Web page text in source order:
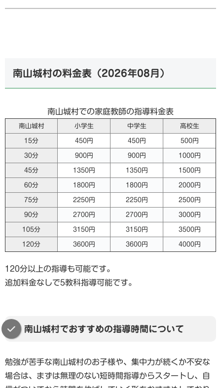
南山城村の料金表（2026年08月）
南山城村での家庭教師の指導料金表
南山城村 小学生 中学生 高校生
15分 450円 450円 500円
30分 900円 900円 1000円
45分 1350円 1350円 1500円
60分 1800円 1800円 2000円
75分 2250円 2250円 2500円
90分 2700円 2700円 3000円
105分 3150円 3150円 3500円
120分 3600円 3600円 4000円
120分以上の指導も可能です。
追加料金なしで5教科指導可能です。
南山城村でおすすめの指導時間について
勉強が苦手な南山城村のお子様や、集中力が続くか不安な
場合は、まずは無理のない短時間指導からスタートし、自